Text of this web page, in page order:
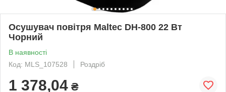
Осушувач повітря Maltec DH-800 22 Вт
Чорний
В наявності
Код: MLS_107528
Роздріб
1 378,04 ₴